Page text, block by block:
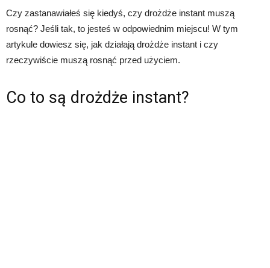
Czy zastanawiałeś się kiedyś, czy drożdże instant muszą
rosnąć? Jeśli tak, to jesteś w odpowiednim miejscu! W tym
artykule dowiesz się, jak działają drożdże instant i czy
rzeczywiście muszą rosnąć przed użyciem.
Co to są drożdże instant?